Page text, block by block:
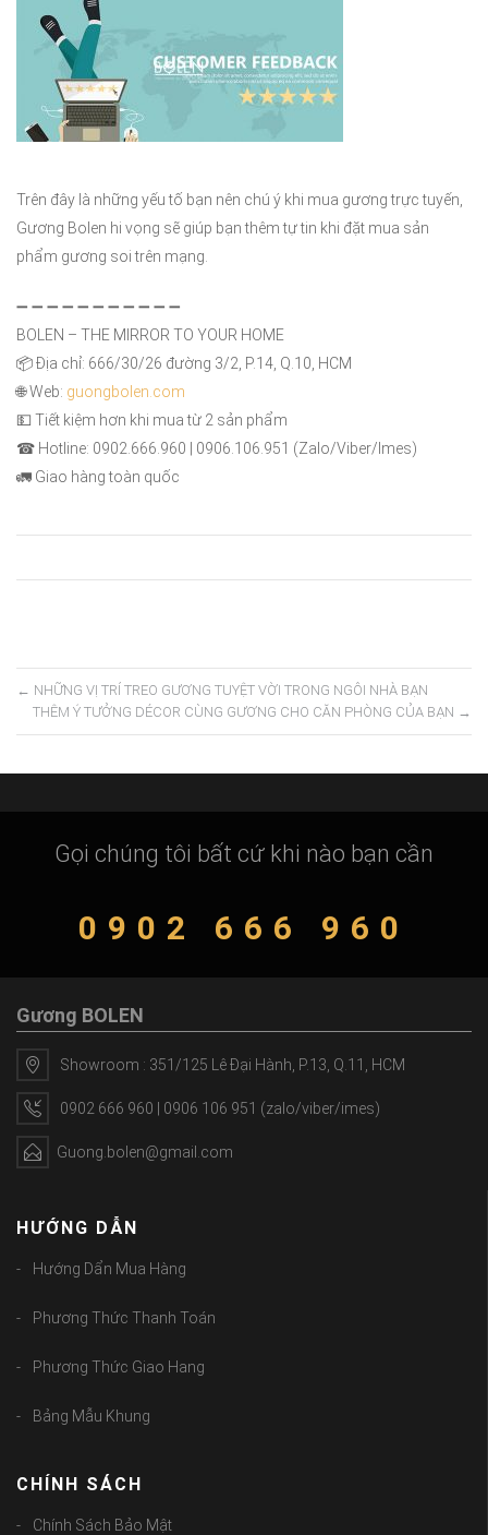
Trên đây là những yếu tố bạn nên chú ý khi mua gương trực tuyến,
Gương Bolen hi vọng sẽ giúp bạn thêm tự tin khi đặt mua sản
phẩm gương soi trên mạng.
➖ ➖ ➖ ➖ ➖ ➖ ➖ ➖ ➖ ➖ ➖
BOLEN – THE MIRROR TO YOUR HOME
📦Địa chỉ: 666/30/26 đường 3/2, P.14, Q.10, HCM
🌐Web: guongbolen.com
💵 Tiết kiệm hơn khi mua từ 2 sản phẩm
☎ Hotline: 0902.666.960 | 0906.106.951 (Zalo/Viber/Imes)
🚛 Giao hàng toàn quốc
← NHỮNG VỊ TRÍ TREO GƯƠNG TUYỆT VỜI TRONG NGÔI NHÀ BẠN
THÊM Ý TƯỞNG DÉCOR CÙNG GƯƠNG CHO CĂN PHÒNG CỦA BẠN →
Gọi chúng tôi bất cứ khi nào bạn cần
0902 666 960
Gương BOLEN
Showroom : 351/125 Lê Đại Hành, P.13, Q.11, HCM
0902 666 960 | 0906 106 951 (zalo/viber/imes)
Guong.bolen@gmail.com
HƯỚNG DẪN
Hướng Dẩn Mua Hàng
Phương Thức Thanh Toán
Phương Thức Giao Hang
Bảng Mẫu Khung
CHÍNH SÁCH
Chính Sách Bảo Mật